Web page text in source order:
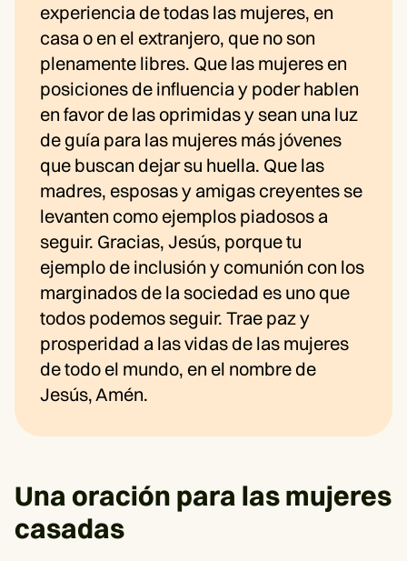
experiencia de todas las mujeres, en
casa o en el extranjero, que no son
plenamente libres. Que las mujeres en
posiciones de influencia y poder hablen
en favor de las oprimidas y sean una luz
de guía para las mujeres más jóvenes
que buscan dejar su huella. Que las
madres, esposas y amigas creyentes se
levanten como ejemplos piadosos a
seguir. Gracias, Jesús, porque tu
ejemplo de inclusión y comunión con los
marginados de la sociedad es uno que
todos podemos seguir. Trae paz y
prosperidad a las vidas de las mujeres
de todo el mundo, en el nombre de
Jesús, Amén.
Una oración para las mujeres
casadas